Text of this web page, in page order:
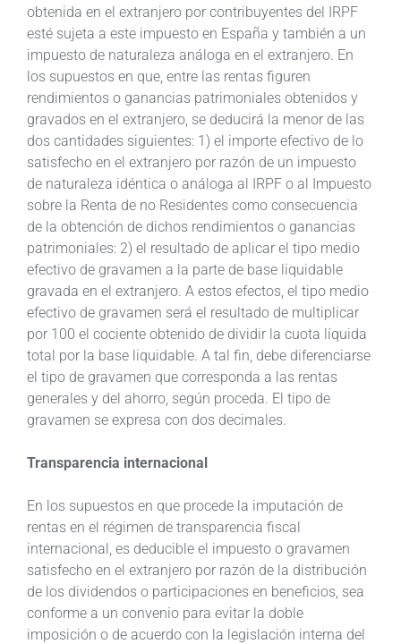
obtenida en el extranjero por contribuyentes del IRPF
esté sujeta a este impuesto en España y también a un
impuesto de naturaleza análoga en el extranjero. En
los supuestos en que, entre las rentas figuren
rendimientos o ganancias patrimoniales obtenidos y
gravados en el extranjero, se deducirá la menor de las
dos cantidades siguientes: 1) el importe efectivo de lo
satisfecho en el extranjero por razón de un impuesto
de naturaleza idéntica o análoga al IRPF o al Impuesto
sobre la Renta de no Residentes como consecuencia
de la obtención de dichos rendimientos o ganancias
patrimoniales: 2) el resultado de aplicar el tipo medio
efectivo de gravamen a la parte de base liquidable
gravada en el extranjero. A estos efectos, el tipo medio
efectivo de gravamen será el resultado de multiplicar
por 100 el cociente obtenido de dividir la cuota líquida
total por la base liquidable. A tal fin, debe diferenciarse
el tipo de gravamen que corresponda a las rentas
generales y del ahorro, según proceda. El tipo de
gravamen se expresa con dos decimales.
Transparencia internacional
En los supuestos en que procede la imputación de
rentas en el régimen de transparencia fiscal
internacional, es deducible el impuesto o gravamen
satisfecho en el extranjero por razón de la distribución
de los dividendos o participaciones en beneficios, sea
conforme a un convenio para evitar la doble
imposición o de acuerdo con la legislación interna del